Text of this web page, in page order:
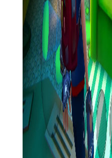
《黑暗之谜3》以其精美的
计和紧张刺激的游戏氛围赢得
了玩家的智力、反应能力和团
不同的游戏体验和结局选择。
高，特别是单人模式下对新手
暗之谜3》是一款值得一试的冒